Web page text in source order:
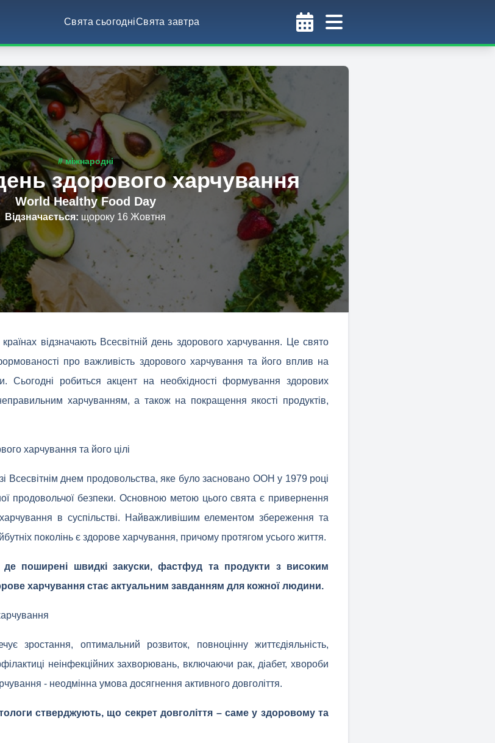
Свята сьогодніСвята завтра
# міжнародні
здорового харчування
World Healthy Food Day
Відзначається: щороку 16 Жовтня
відзначають Всесвітній день здорового харчування. Це свято
про важливість здорового харчування та його вплив на
Сьогодні робиться акцент на необхідності формування здорових
харчуванням, а також на покращення якості продуктів,
харчування та його цілі
Всесвітнім днем ​​продовольства, яке було засновано ООН у 1979 році
продовольчої безпеки. Основною метою цього свята є привернення
в суспільстві. Найважливішим елементом збереження та
поколінь є здорове харчування, причому протягом усього життя.
де поширені швидкі закуски, фастфуд та продукти з високим
харчування стає актуальним завданням для кожної людини.
зростання, оптимальний розвиток, повноцінну життєдіяльність,
неінфекційних захворювань, включаючи рак, діабет, хвороби
- неодмінна умова досягнення активного довголіття.
стверджують, що секрет довголіття – саме у здоровому та